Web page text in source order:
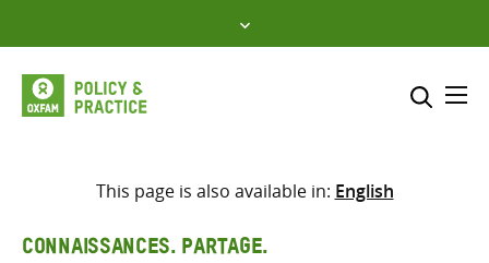
to
content
Sélectionner l’emplacement
Saisir
This page is also available in: English
CONNAISSANCES. PARTAGE.